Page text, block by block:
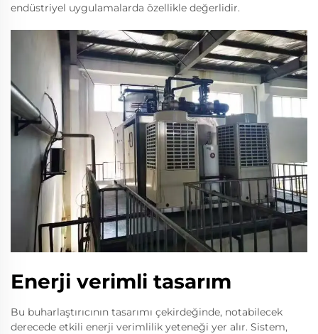
endüstriyel uygulamalarda özellikle değerlidir.
Enerji verimli tasarım
Bu buharlaştırıcının tasarımı çekirdeğinde, notabilecek
derecede etkili enerji verimlilik yeteneği yer alır. Sistem,